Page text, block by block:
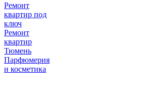
Ремонт
квартир под
ключ
Ремонт
квартир
Тюмень
Парфюмерия
и косметика